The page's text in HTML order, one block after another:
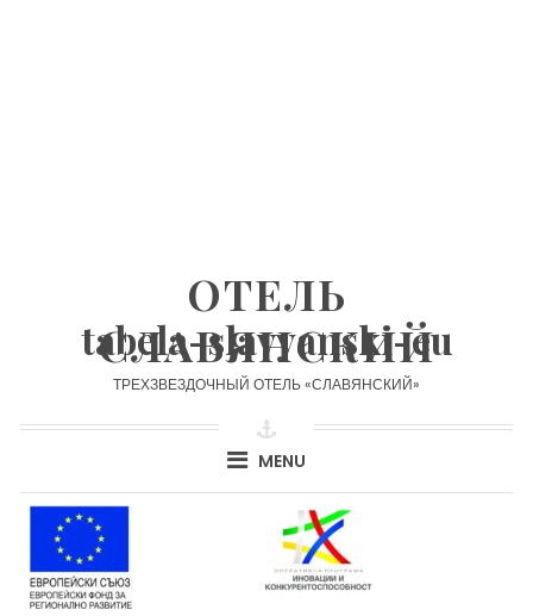
ОТЕЛЬ
СЛАВЯНСКИЙ
ТРЕХЗВЕЗДОЧНЫЙ ОТЕЛЬ «СЛАВЯНСКИЙ»
MENU
tabela-slavyanski-eu